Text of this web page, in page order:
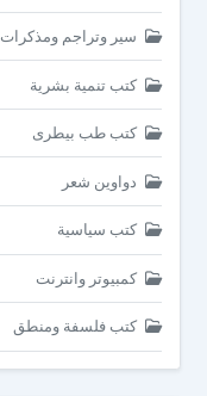
سير وتراجم ومذكرات
كتب تنمية بشرية
كتب طب بيطرى
دواوين شعر
كتب سياسية
كمبيوتر وانترنت
كتب فلسفة ومنطق